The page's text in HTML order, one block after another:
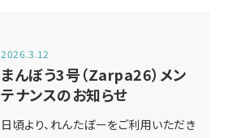
2026.3.12
まんぼう3号（Zarpa26）メン
テナンスのお知らせ
日頃より、れんたぼーをご利用いただき